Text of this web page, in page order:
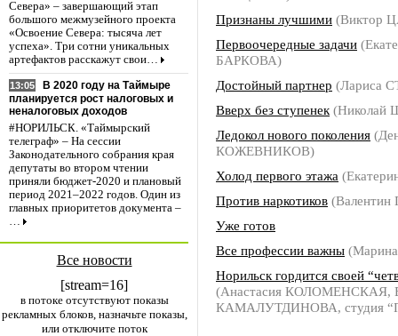
Севера» – завершающий этап
большого межмузейного проекта
«Освоение Севера: тысяча лет
успеха». Три сотни уникальных
артефактов расскажут свои…
13:05
В 2020 году на Таймыре
планируется рост налоговых и
неналоговых доходов
#НОРИЛЬСК. «Таймырский
телеграф» – На сессии
Законодательного собрания края
депутаты во втором чтении
приняли бюджет-2020 и плановый
период 2021–2022 годов. Один из
главных приоритетов документа –
…
Все новости
[stream=16]
в потоке отсутствуют показы
рекламных блоков, назначьте показы,
или отключите поток
Признаны лучшими (Виктор
Первоочередные задачи
БАРКОВА)
Достойный партнер (Лариса
Вверх без ступенек
Ледокол нового поколения
КОЖЕВНИКОВ)
Холод первого этажа
Против наркотиков
Уже готов
Все профессии важны
Норильск гордится своей
(Анастасия КОЛОМЕНСКАЯ,
КАМАЛУТДИНОВА, студия